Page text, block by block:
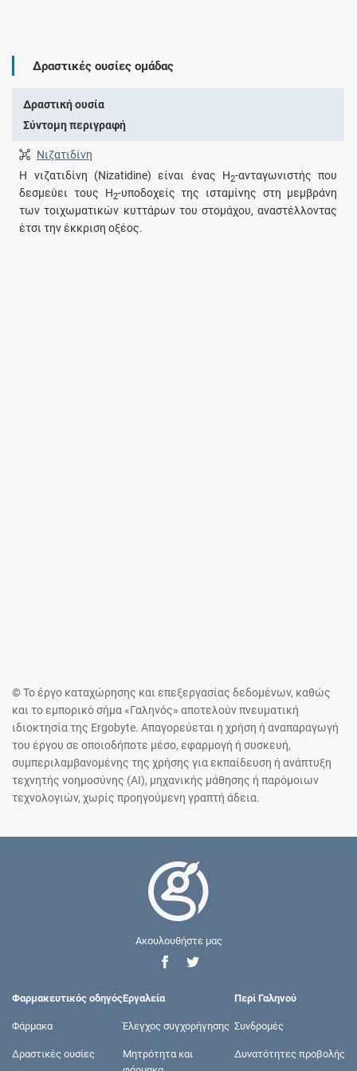
Δραστικές ουσίες ομάδας
Δραστική ουσία
Σύντομη περιγραφή
Νιζατιδίνη
Η νιζατιδίνη (Nizatidine) είναι ένας H2-ανταγωνιστής που
δεσμεύει τους H2-υποδοχείς της ισταμίνης στη μεμβράνη
των τοιχωματικών κυττάρων του στομάχου, αναστέλλοντας
έτσι την έκκριση οξέος.
© Το έργο καταχώρησης και επεξεργασίας δεδομένων, καθώς
και το εμπορικό σήμα «Γαληνός» αποτελούν πνευματική
ιδιοκτησία της Ergobyte. Απαγορεύεται η χρήση ή αναπαραγωγή
του έργου σε οποιοδήποτε μέσο, εφαρμογή ή συσκευή,
συμπεριλαμβανομένης της χρήσης για εκπαίδευση ή ανάπτυξη
τεχνητής νοημοσύνης (AI), μηχανικής μάθησης ή παρόμοιων
τεχνολογιών, χωρίς προηγούμενη γραπτή άδεια.
Ακουλουθήστε μας
Φαρμακευτικός οδηγός
Φάρμακα
Δραστικές ουσίες
Εργαλεία
Έλεγχος συγχορήγησης
Μητρότητα και
Περί Γαληνού
Συνδρομές
Δυνατότητες προβολής